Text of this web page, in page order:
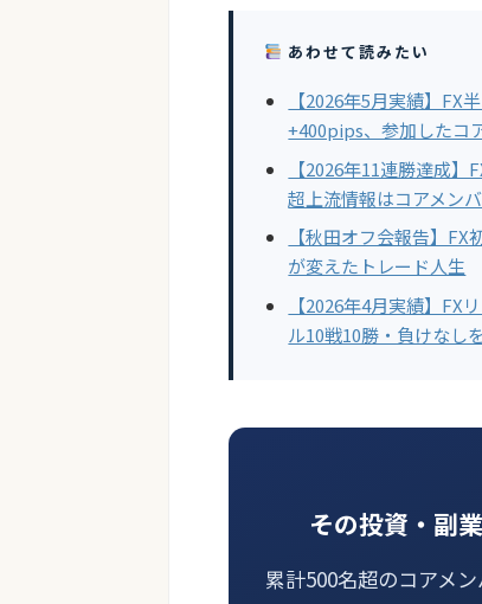
あわせて読みたい
【2026年5月実績】FX
+400pips、参加したコ
【2026年11連勝達成
超上流情報はコアメン
【秋田オフ会報告】
が変えたトレード人生
【2026年4月実績】FX
ル10戦10勝・負けなし
その投資・副
累計500名超のコアメ